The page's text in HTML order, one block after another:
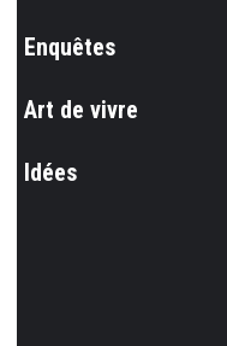
Enquêtes
Art de vivre
Idées